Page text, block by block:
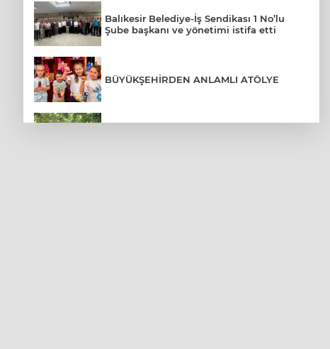
Balıkesir Belediye-İş Sendikası 1 No’lu
Şube başkanı ve yönetimi istifa etti
BÜYÜKŞEHİRDEN ANLAMLI ATÖLYE